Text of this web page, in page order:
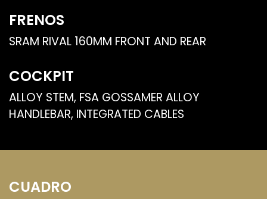
CUADRO
FRENOS
SRAM RIVAL 160MM FRONT AND REAR
COCKPIT
ALLOY STEM, FSA GOSSAMER ALLOY
HANDLEBAR, INTEGRATED CABLES